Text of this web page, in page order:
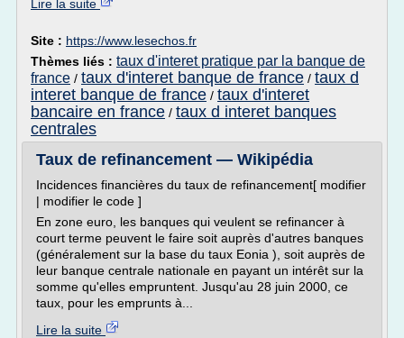
Lire la suite
Site : https://www.lesechos.fr
Thèmes liés : taux d'interet pratique par la banque de
france / taux d'interet banque de france / taux d
interet banque de france / taux d'interet
bancaire en france / taux d interet banques
centrales
Taux de refinancement — Wikipédia
Incidences financières du taux de refinancement[ modifier
| modifier le code ]
En zone euro, les banques qui veulent se refinancer à
court terme peuvent le faire soit auprès d'autres banques
(généralement sur la base du taux Eonia ), soit auprès de
leur banque centrale nationale en payant un intérêt sur la
somme qu'elles empruntent. Jusqu'au 28 juin 2000, ce
taux, pour les emprunts à...
Lire la suite